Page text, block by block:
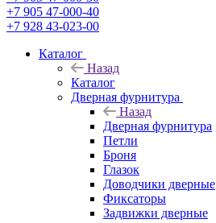
+7 905 47-000-40
+7 928 43-023-00
Каталог
Назад
Каталог
Дверная фурнитура
Назад
Дверная фурнитура
Петли
Броня
Глазок
Доводчики дверные
Фиксаторы
Задвижки дверные